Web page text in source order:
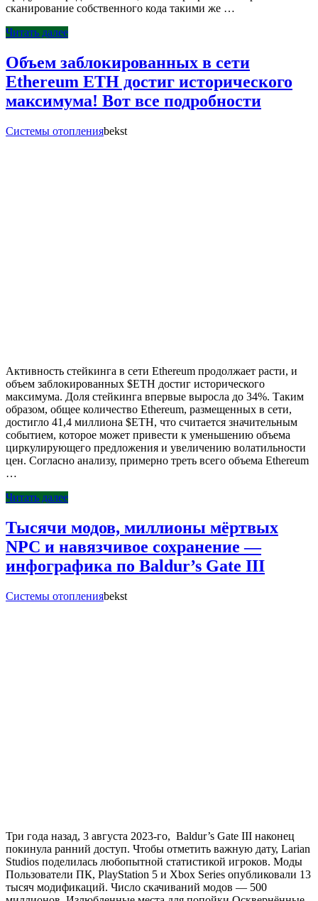
сканирование собственного кода такими же …
Читать далее
Объем заблокированных в сети
Ethereum ETH достиг исторического
максимума! Вот все подробности
Системы отопленияbekst
Активность стейкинга в сети Ethereum продолжает расти, и
объем заблокированных $ETH достиг исторического
максимума. Доля стейкинга впервые выросла до 34%. Таким
образом, общее количество Ethereum, размещенных в сети,
достигло 41,4 миллиона $ETH, что считается значительным
событием, которое может привести к уменьшению объема
циркулирующего предложения и увеличению волатильности
цен. Согласно анализу, примерно треть всего объема Ethereum
…
Читать далее
Тысячи модов, миллионы мёртвых
NPC и навязчивое сохранение —
инфографика по Baldur’s Gate III
Системы отопленияbekst
Три года назад, 3 августа 2023-го, Baldur’s Gate III наконец
покинула ранний доступ. Чтобы отметить важную дату, Larian
Studios поделилась любопытной статистикой игроков. Моды
Пользователи ПК, PlayStation 5 и Xbox Series опубликовали 13
тысяч модификаций. Число скачиваний модов — 500